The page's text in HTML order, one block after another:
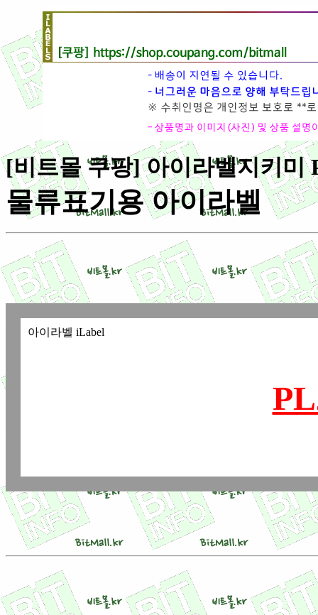
[비트몰 쿠팡] 아이라벨지키미
물류표기용 아이라벨
아이라벨 iLabel